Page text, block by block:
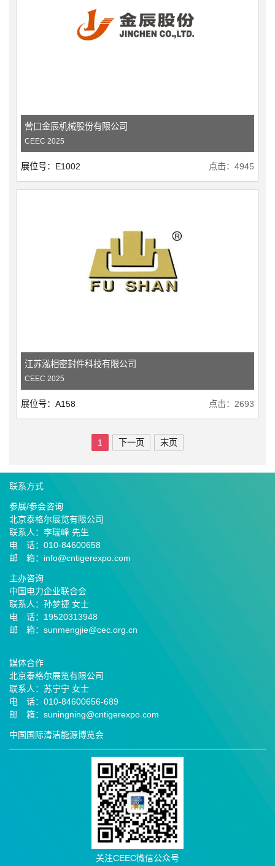
营口金辰机械股份有限公司
CEEC 2025
展位号：E1002 点击：4945
江苏泓相密封件科技有限公司
CEEC 2025
展位号：A158 点击：2693
1 下一页 末页
联系方式
参展/参会咨询
北京泰格尔展览有限公司
联系人：李瑞峰 先生
电 话：010-84600658
邮 箱：info@cntigerexpo.com
主办咨询
中国电力企业联合会
联系人：孙梦捷 女士
电 话：19520313948
邮 箱：sunmengjie@cec.org.cn
媒体合作
北京泰格尔展览有限公司
联系人：苏宁宁 女士
电 话：010-84600656-689
邮
箱：suningning@cntigerexpo.com
中国国际清洁能源博览会
关注CEEC微信公众号